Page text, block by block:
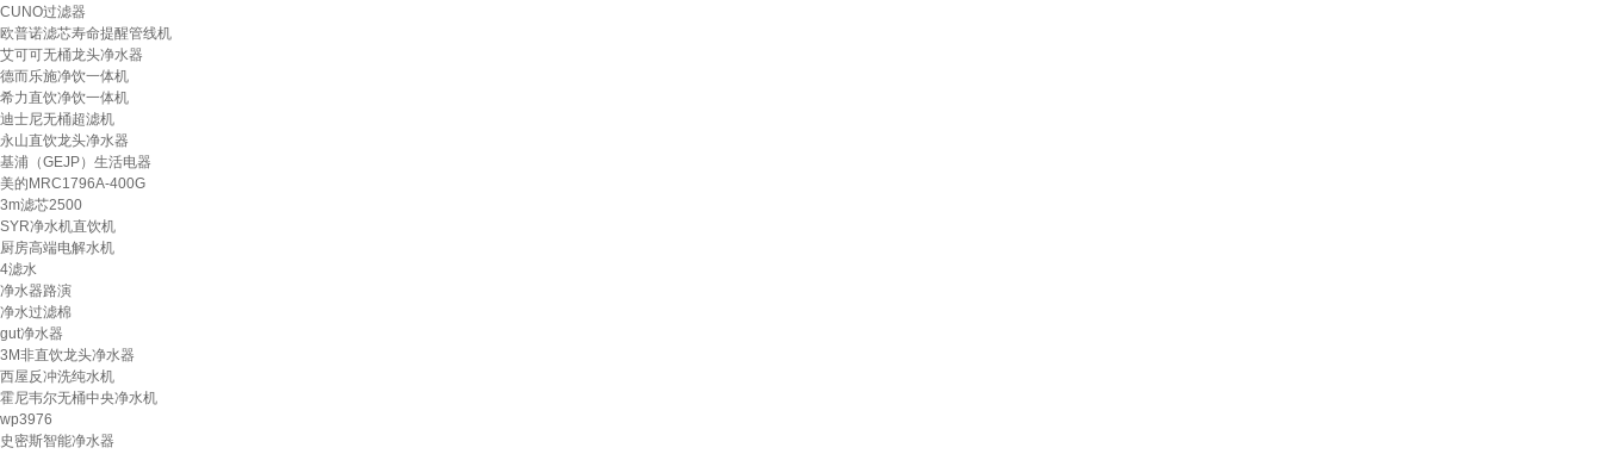
CUNO过滤器
欧普诺滤芯寿命提醒管线机
艾可可无桶龙头净水器
德而乐施净饮一体机
希力直饮净饮一体机
迪士尼无桶超滤机
永山直饮龙头净水器
基浦（GEJP）生活电器
美的MRC1796A-400G
3m滤芯2500
SYR净水机直饮机
厨房高端电解水机
4滤水
净水器路演
净水过滤棉
gut净水器
3M非直饮龙头净水器
西屋反冲洗纯水机
霍尼韦尔无桶中央净水机
wp3976
史密斯智能净水器